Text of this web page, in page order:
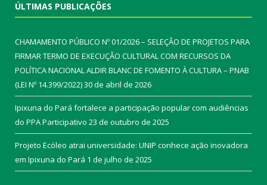
ÚLTIMAS PUBLICAÇÕES
CHAMAMENTO PÚBLICO Nº 01/2026 – SELEÇÃO DE PROJETOS PARA
FIRMAR TERMO DE EXECUÇÃO CULTURAL COM RECURSOS DA
POLÍTICA NACIONAL ALDIR BLANC DE FOMENTO À CULTURA – PNAB
(LEI Nº 14.399/2022)30 de abril de 2026
Ipixuna do Pará fortalece a participação popular com audiências
do PPA Participativo 23 de outubro de 2025
Projeto Ecóleo atrai universidade: UNIP conhece ação inovadora
em Ipixuna do Pará 1 de julho de 2025